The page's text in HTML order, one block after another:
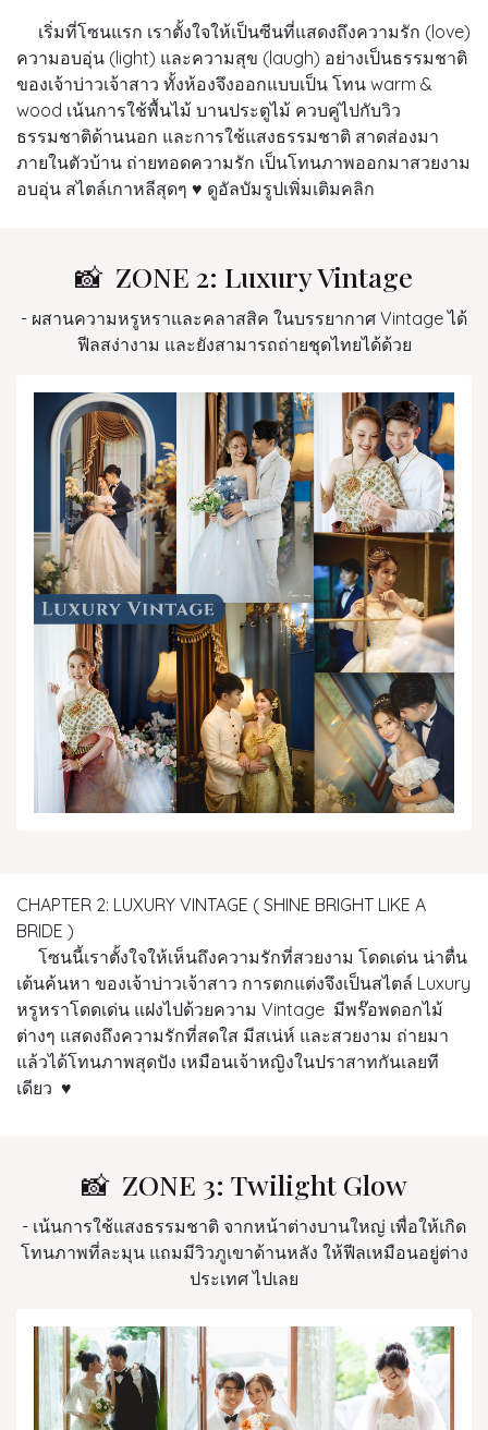
เริ่มที่โซนแรก เราตั้งใจให้เป็นซีนที่แสดงถึงความรัก (love)
ความอบอุ่น (light) และความสุข (laugh) อย่างเป็นธรรมชาติ
ของเจ้าบ่าวเจ้าสาว ทั้งห้องจึงออกแบบเป็น โทน warm &
wood เน้นการใช้พื้นไม้ บานประตูไม้ ควบคู่ไปกับวิว
ธรรมชาติด้านนอก และการใช้แสงธรรมชาติ สาดส่องมา
ภายในตัวบ้าน ถ่ายทอดความรัก เป็นโทนภาพออกมาสวยงาม
อบอุ่น สไตล์เกาหลีสุดๆ ♥ ดูอัลบัมรูปเพิ่มเติมคลิก
📸 ZONE 2: Luxury Vintage
- ผสานความหรูหราและคลาสสิค ในบรรยากาศ Vintage ได้
ฟีลสง่างาม และยังสามารถถ่ายชุดไทยได้ด้วย
CHAPTER 2: LUXURY VINTAGE ( SHINE BRIGHT LIKE A
BRIDE )
โซนนี้เราตั้งใจให้เห็นถึงความรักที่สวยงาม โดดเด่น น่าตื่น
เต้นค้นหา ของเจ้าบ่าวเจ้าสาว การตกแต่งจึงเป็นสไตล์ Luxury
หรูหราโดดเด่น แฝงไปด้วยความ Vintage มีพร๊อพดอกไม้
ต่างๆ แสดงถึงความรักที่สดใส มีสเน่ห์ และสวยงาม ถ่ายมา
แล้วได้โทนภาพสุดปัง เหมือนเจ้าหญิงในปราสาทกันเลยที
เดียว ♥
📸 ZONE 3: Twilight Glow
- เน้นการใช้แสงธรรมชาติ จากหน้าต่างบานใหญ่ เพื่อให้เกิด
โทนภาพที่ละมุน แถมมีวิวภูเขาด้านหลัง ให้ฟีลเหมือนอยู่ต่าง
ประเทศ ไปเลย